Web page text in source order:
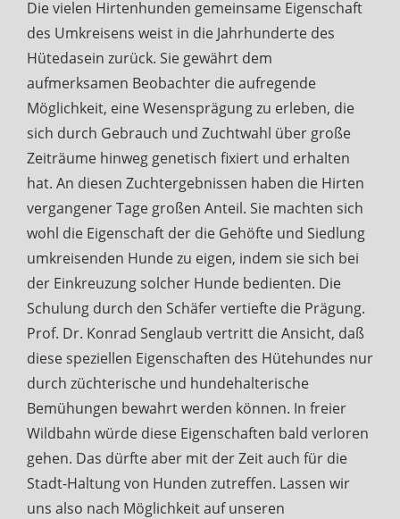
Die vielen Hirtenhunden gemeinsame Eigenschaft
des Umkreisens weist in die Jahrhunderte des
Hütedasein zurück. Sie gewährt dem
aufmerksamen Beobachter die aufregende
Möglichkeit, eine Wesensprägung zu erleben, die
sich durch Gebrauch und Zuchtwahl über große
Zeiträume hinweg genetisch fixiert und erhalten
hat. An diesen Zuchtergebnissen haben die Hirten
vergangener Tage großen Anteil. Sie machten sich
wohl die Eigenschaft der die Gehöfte und Siedlung
umkreisenden Hunde zu eigen, indem sie sich bei
der Einkreuzung solcher Hunde bedienten. Die
Schulung durch den Schäfer vertiefte die Prägung.
Prof. Dr. Konrad Senglaub vertritt die Ansicht, daß
diese speziellen Eigenschaften des Hütehundes nur
durch züchterische und hundehalterische
Bemühungen bewahrt werden können. In freier
Wildbahn würde diese Eigenschaften bald verloren
gehen. Das dürfte aber mit der Zeit auch für die
Stadt-Haltung von Hunden zutreffen. Lassen wir
uns also nach Möglichkeit auf unseren